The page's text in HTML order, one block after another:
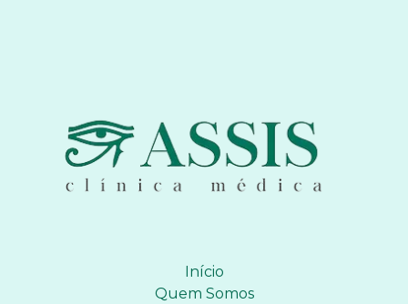
Início
Quem Somos